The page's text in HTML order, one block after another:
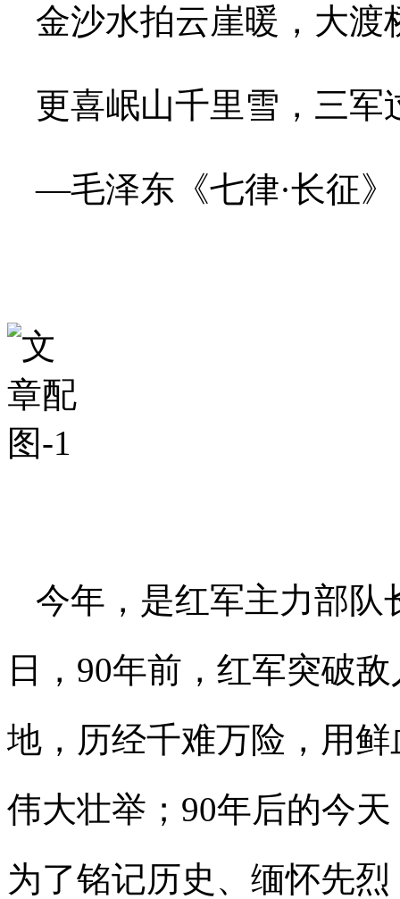
金沙水拍云崖暖，大渡
更喜岷山千里雪，三军
—毛泽东《七律·长征》
今年，是红军主力部队
日，90年前，红军突破
地，历经千难万险，用
伟大壮举；90年后的今
为了铭记历史、缅怀先